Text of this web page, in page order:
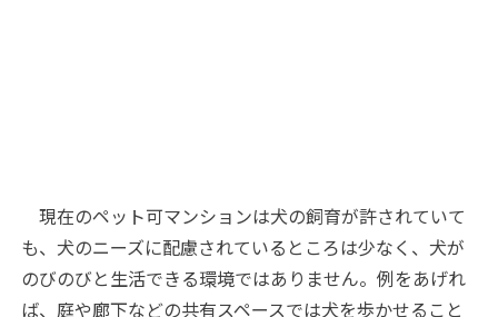
現在のペット可マンションは犬の飼育が許されていて
も、犬のニーズに配慮されているところは少なく、犬が
のびのびと生活できる環境ではありません。例をあげれ
ば、庭や廊下などの共有スペースでは犬を歩かせること